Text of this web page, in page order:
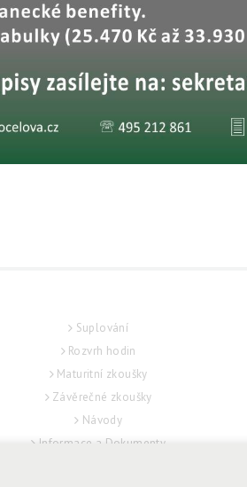
Suplování
Rozvrh hodin
Maturitní zkoušky
Závěrečné zkoušky
Návody
Informace a Dokumenty